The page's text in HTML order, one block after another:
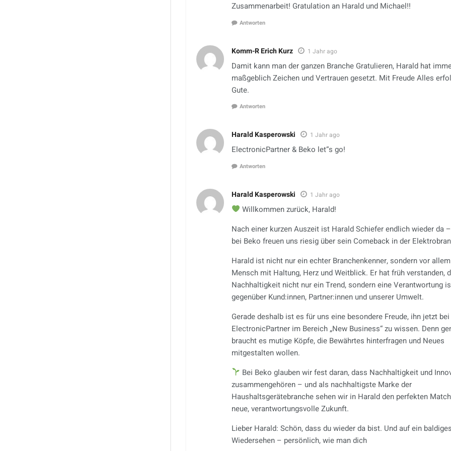
Zusammenarbeit! Gratulation an Harald und Michael!!
Antworten
Komm-R Erich Kurz 1 Jahr ago
Damit kann man der ganzen Branche Gratulieren, Harald hat
maßgeblich Zeichen und Vertrauen gesetzt. Mit Freude Alles
Gute.
Antworten
Harald Kasperowski 1 Jahr ago
ElectronicPartner & Beko let“s go!
Antworten
Harald Kasperowski 1 Jahr ago
Willkommen zurück, Harald!
Nach einer kurzen Auszeit ist Harald Schiefer endlich wieder da
bei Beko freuen uns riesig über sein Comeback in der
Harald ist nicht nur ein echter Branchenkenner, sondern vor
Mensch mit Haltung, Herz und Weitblick. Er hat früh verstanden,
Nachhaltigkeit nicht nur ein Trend, sondern eine Verantwortung
gegenüber Kund:innen, Partner:innen und unserer Umwelt.
Gerade deshalb ist es für uns eine besondere Freude, ihn jetzt bei
ElectronicPartner im Bereich „New Business“ zu wissen. Denn
braucht es mutige Köpfe, die Bewährtes hinterfragen und Neues
mitgestalten wollen.
Bei Beko glauben wir fest daran, dass Nachhaltigkeit und
zusammengehören – und als nachhaltigste Marke der
Haushaltsgerätebranche sehen wir in Harald den perfekten
neue, verantwortungsvolle Zukunft.
Lieber Harald: Schön, dass du wieder da bist. Und auf ein baldiges
Wiedersehen – persönlich, wie man dich